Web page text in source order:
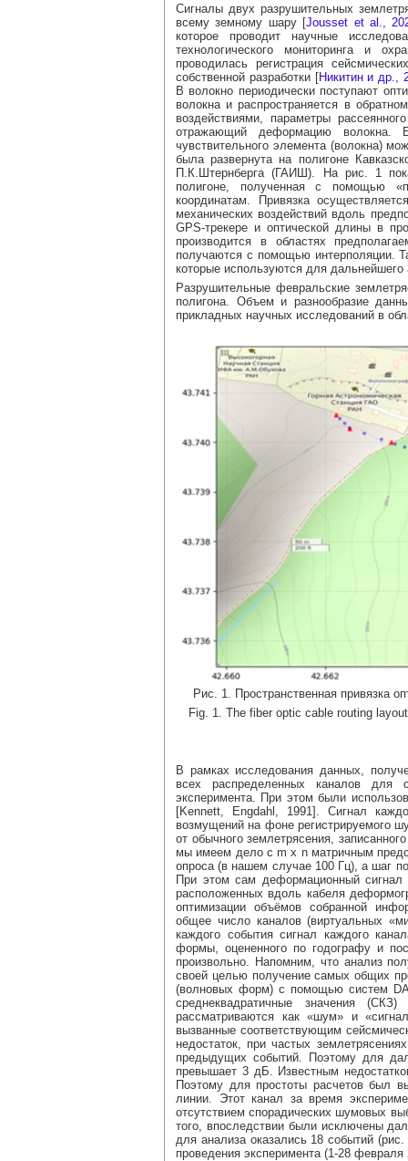
Сигналы двух разрушительных
всему земному шару [Jousset et al.,
которое проводит научные
технологического мониторинга и
проводилась регистрация
собственной разработки [Никитин и др.,
В волокно периодически поступают
волокна и распространяется в
воздействиями, параметры
отражающий деформацию волокна.
чувствительного элемента (волокна)
была развернута на полигоне
П.К.Штернберга (ГАИШ). На рис. 1
полигоне, полученная с помощью
координатам. Привязка
механических воздействий вдоль
GPS-трекере и оптической длины в
производится в областях
получаются с помощью интерполяции.
которые используются для
Разрушительные февральские
полигона. Объем и разнообразие
прикладных научных исследований в
Рис. 1. Пространственная привязка
Fig. 1. The fiber optic cable routing
В рамках исследования данных,
всех распределенных каналов для
эксперимента. При этом были
[Kennett, Engdahl, 1991]. Сигнал
возмущений на фоне регистрируемого
от обычного землетрясения,
мы имеем дело с m x n матричным
опроса (в нашем случае 100 Гц), а шаг
При этом сам деформационный
расположенных вдоль кабеля
оптимизации объёмов собранной
общее число каналов (виртуальных
каждого события сигнал каждого
формы, оцененного по годографу и
произвольно. Напомним, что анализ
своей целью получение самых общих
(волновых форм) с помощью систем
среднеквадратичные значения
рассматриваются как «шум» и
вызванные соответствующим
недостаток, при частых
предыдущих событий. Поэтому для
превышает 3 дБ. Известным
Поэтому для простоты расчетов был
линии. Этот канал за время
отсутствием спорадических шумовых
того, впоследствии были исключены
для анализа оказались 18 событий
проведения эксперимента (1-28